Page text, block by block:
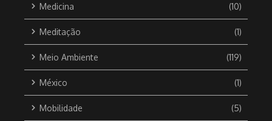
Medicina (10)
Meditação (1)
Meio Ambiente (119)
México (1)
Mobilidade (5)